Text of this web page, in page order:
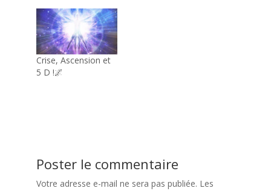
la guerre de quoi au
fait ? Ma réponse en
vidéo : ***
SOLUTIONS
CORONA-CRISIS
Coronavirus Covid19
Crise, Ascension et
5 D !🌌
Poster le commentaire
Votre adresse e-mail ne sera pas publiée. Les